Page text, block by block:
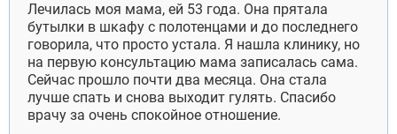
Лечилась моя мама, ей 53 года. Она прятала
бутылки в шкафу с полотенцами и до последнего
говорила, что просто устала. Я нашла клинику, но
на первую консультацию мама записалась сама.
Сейчас прошло почти два месяца. Она стала
лучше спать и снова выходит гулять. Спасибо
врачу за очень спокойное отношение.